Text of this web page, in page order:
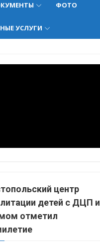
ФОТО
УСЛУГИ
центр
детей с ДЦП и
отметил